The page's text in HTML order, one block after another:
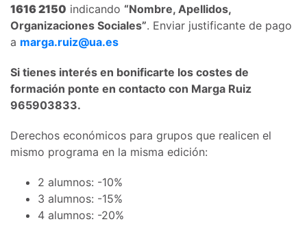
1616 2150 indicando “Nombre, Apellidos,
Organizaciones Sociales”. Enviar justificante de pago
a marga.ruiz@ua.es
Si tienes interés en bonificarte los costes de
formación ponte en contacto con Marga Ruiz
965903833.
Derechos económicos para grupos que realicen el
mismo programa en la misma edición:
2 alumnos: -10%
3 alumnos: -15%
4 alumnos: -20%